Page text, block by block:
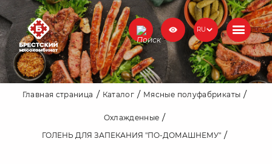
RU
Главная страница Каталог Мясные полуфабрикаты
Охлажденные
ГОЛЕНЬ ДЛЯ ЗАПЕКАНИЯ "ПО-ДОМАШНЕМУ"